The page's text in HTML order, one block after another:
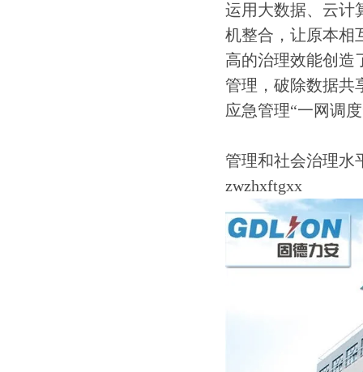
运用大数据、云计
机整合，让原本相
高的治理效能创造
管理，破除数据共
应急管理“一网调
管理和社会治理水
zwzhxftgxx